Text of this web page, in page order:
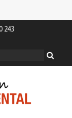
243